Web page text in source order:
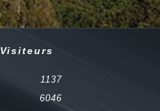
Visiteurs
1137
6046